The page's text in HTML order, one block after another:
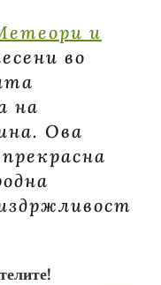
и
во
на
Ова